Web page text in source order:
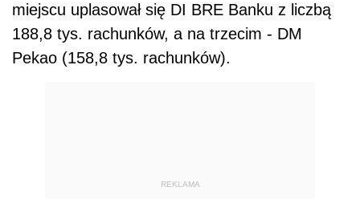
miejscu uplasował się DI BRE Banku z liczbą
188,8 tys. rachunków, a na trzecim - DM
Pekao (158,8 tys. rachunków).
REKLAMA